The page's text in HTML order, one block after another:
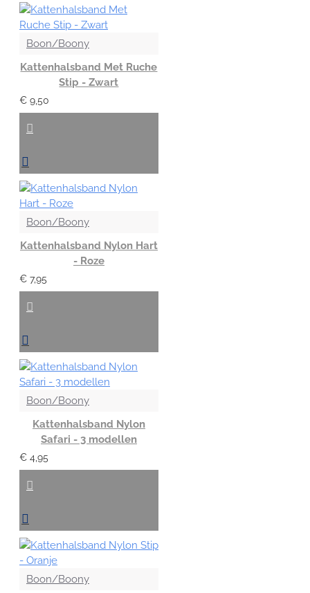
Boon/Boony
Kattenhalsband Met Ruche
Stip - Zwart
€ 9,50
Boon/Boony
Kattenhalsband Nylon Hart
- Roze
€ 7,95
Boon/Boony
Kattenhalsband Nylon
Safari - 3 modellen
€ 4,95
Boon/Boony